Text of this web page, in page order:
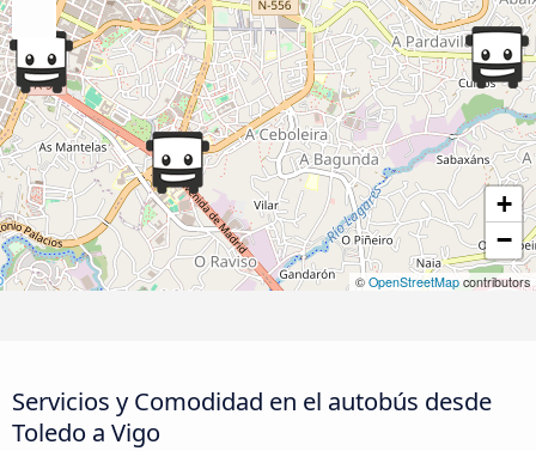
+
−
© OpenStreetMap contributors
Servicios y Comodidad en el autobús desde
Toledo a Vigo